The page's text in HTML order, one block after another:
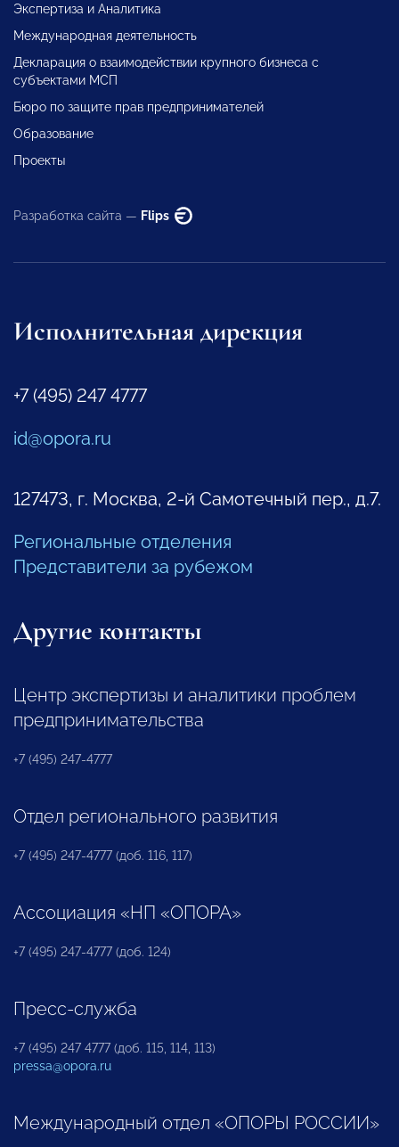
Экспертиза и Аналитика
Международная деятельность
Декларация о взаимодействии крупного бизнеса с
субъектами МСП
Бюро по защите прав предпринимателей
Образование
Проекты
Разработка сайта — Flips
Исполнительная дирекция
+7 (495) 247 4777
id@opora.ru
127473, г. Москва, 2-й Самотечный пер., д.7.
Региональные отделения
Представители за рубежом
Другие контакты
Центр экспертизы и аналитики проблем
предпринимательства
+7 (495) 247-4777
Отдел регионального развития
+7 (495) 247-4777 (доб. 116, 117)
Ассоциация «НП «ОПОРА»
+7 (495) 247-4777 (доб. 124)
Пресс-служба
+7 (495) 247 4777 (доб. 115, 114, 113)
pressa@opora.ru
Международный отдел «ОПОРЫ РОССИИ»